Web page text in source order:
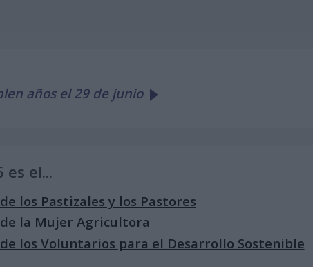
años el 29 de junio
es el...
los Pastizales y los Pastores
la Mujer Agricultora
los Voluntarios para el Desarrollo Sostenible